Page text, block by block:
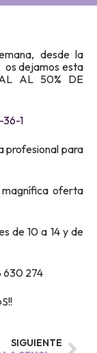
desde la
os dejamos esta
AL 50% DE
profesional para
oferta
de 10 a 14 y de
630 274
SIGUIENTE